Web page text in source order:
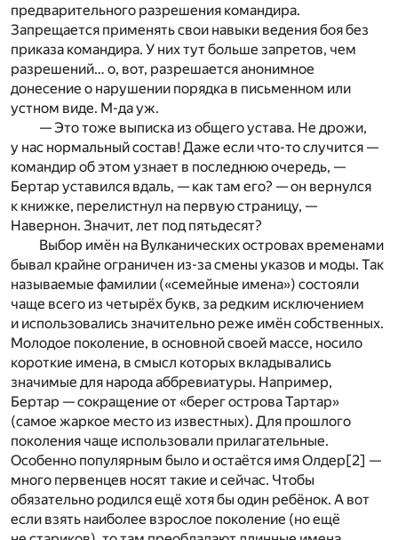
предварительного разрешения командира.
Запрещается применять свои навыки ведения боя без
приказа командира. У них тут больше запретов, чем
разрешений… о, вот, разрешается анонимное
донесение о нарушении порядка в письменном или
устном виде. М-да уж.
— Это тоже выписка из общего устава. Не дрожи,
у нас нормальный состав! Даже если что-то случится —
командир об этом узнает в последнюю очередь, —
Бертар уставился вдаль, — как там его? — он вернулся
к книжке, перелистнул на первую страницу, —
Навернон. Значит, лет под пятьдесят?
Выбор имён на Вулканических островах временами
бывал крайне ограничен из-за смены указов и моды. Так
называемые фамилии («семейные имена») состояли
чаще всего из четырёх букв, за редким исключением
и использовались значительно реже имён собственных.
Молодое поколение, в основной своей массе, носило
короткие имена, в смысл которых вкладывались
значимые для народа аббревиатуры. Например,
Бертар — сокращение от «берег острова Тартар»
(самое жаркое место из известных). Для прошлого
поколения чаще использовали прилагательные.
Особенно популярным было и остаётся имя Олдер[2] —
много первенцев носят такие и сейчас. Чтобы
обязательно родился ещё хотя бы один ребёнок. А вот
если взять наиболее взрослое поколение (но ещё